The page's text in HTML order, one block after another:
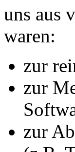
uns aus
waren:
zur
zur
zur